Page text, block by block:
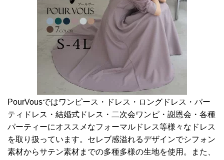
PourVousではワンピース・ドレス・ロングドレス・パー
ティドレス・結婚式ドレス・二次会ワンピ・謝恩会・各種
パーティーにオススメなフォーマルドレス等様々なドレス
を取り扱っています。セレブ感溢れるデザインでシフォン
素材からサテン素材までの多種多様の生地を使用。また、